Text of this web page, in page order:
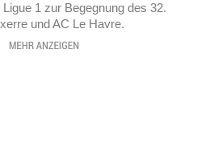
1 zur Begegnung des 32.
und AC Le Havre.